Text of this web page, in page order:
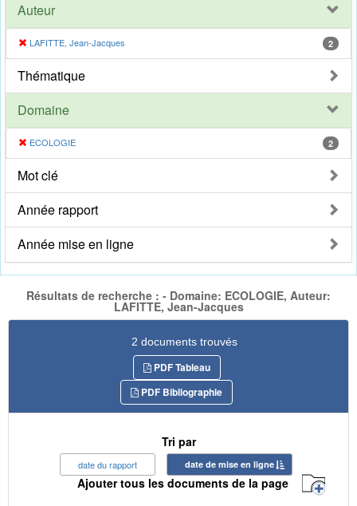
Auteur
LAFITTE, Jean-Jacques 2
Thématique
Domaine
ECOLOGIE 2
Mot clé
Année rapport
Année mise en ligne
Résultats de recherche : - Domaine: ECOLOGIE, Auteur:
LAFITTE, Jean-Jacques
2 documents trouvés
PDF Tableau
PDF Bibliographie
Tri par
date du rapport date de mise en ligne
Ajouter tous les documents de la page